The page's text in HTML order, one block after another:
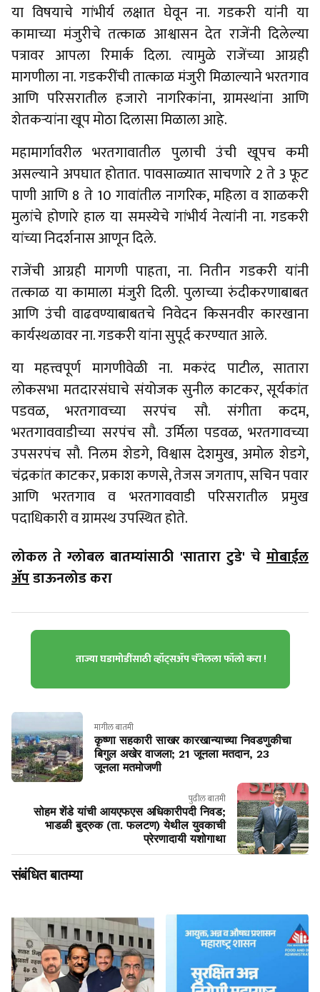
या विषयाचे गांभीर्य लक्षात घेवून ना. गडकरी यांनी या
कामाच्या मंजुरीचे तत्काळ आश्वासन देत राजेंनी दिलेल्या
पत्रावर आपला रिमार्क दिला. त्यामुळे राजेंच्या आग्रही
मागणीला ना. गडकरींची तात्काळ मंजुरी मिळाल्याने भरतगाव
आणि परिसरातील हजारो नागरिकांना, ग्रामस्थांना आणि
शेतकऱ्यांना खूप मोठा दिलासा मिळाला आहे.
महामार्गावरील भरतगावातील पुलाची उंची खूपच कमी
असल्याने अपघात होतात. पावसाळ्यात साचणारे 2 ते 3 फूट
पाणी आणि 8 ते 10 गावांतील नागरिक, महिला व शाळकरी
मुलांचे होणारे हाल या समस्येचे गांभीर्य नेत्यांनी ना. गडकरी
यांच्या निदर्शनास आणून दिले.
राजेंची आग्रही मागणी पाहता, ना. नितीन गडकरी यांनी
तत्काळ या कामाला मंजुरी दिली. पुलाच्या रुंदीकरणाबाबत
आणि उंची वाढवण्याबाबतचे निवेदन किसनवीर कारखाना
कार्यस्थळावर ना. गडकरी यांना सुपूर्द करण्यात आले.
या महत्त्वपूर्ण मागणीवेळी ना. मकरंद पाटील, सातारा
लोकसभा मतदारसंघाचे संयोजक सुनील काटकर, सूर्यकांत
पडवळ, भरतगावच्या सरपंच सौ. संगीता कदम,
भरतगाववाडीच्या सरपंच सौ. उर्मिला पडवळ, भरतगावच्या
उपसरपंच सौ. निलम शेडगे, विश्वास देशमुख, अमोल शेडगे,
चंद्रकांत काटकर, प्रकाश कणसे, तेजस जगताप, सचिन पवार
आणि भरतगाव व भरतगाववाडी परिसरातील प्रमुख
पदाधिकारी व ग्रामस्थ उपस्थित होते.
लोकल ते ग्लोबल बातम्यांसाठी 'सातारा टुडे' चे मोबाईल
ॲपडाऊनलोड करा
ताज्या घडामोडींसाठी व्हॉट्सॲप चॅनेलला फॉलो करा !
मागील बातमी
कृष्णा सहकारी साखर कारखान्याच्या निवडणुकीचा
बिगुल अखेर वाजला; 21 जूनला मतदान, 23
जूनला मतमोजणी
पुढील बातमी
सोहम शेंडे यांची आयएफएस अधिकारीपदी निवड;
भाडळी बुद्रुक (ता. फलटण) येथील युवकाची
प्रेरणादायी यशोगाथा
संबंधित बातम्या